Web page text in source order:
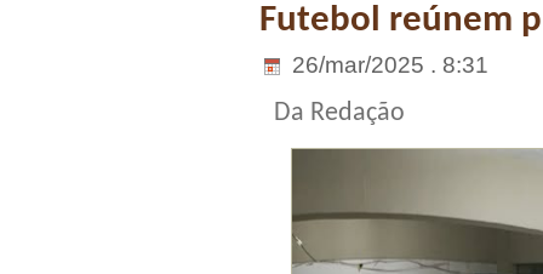
Futebol reúnem
26/mar/2025 . 8:31
Da Redação